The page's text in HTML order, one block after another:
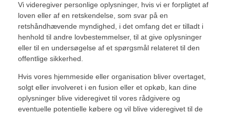
Vi videregiver personlige oplysninger, hvis vi er forpligtet af
loven eller af en retskendelse, som svar på en
retshåndhævende myndighed, i det omfang det er tilladt i
henhold til andre lovbestemmelser, til at give oplysninger
eller til en undersøgelse af et spørgsmål relateret til den
offentlige sikkerhed.
Hvis vores hjemmeside eller organisation bliver overtaget,
solgt eller involveret i en fusion eller et opkøb, kan dine
oplysninger blive videregivet til vores rådgivere og
eventuelle potentielle købere og vil blive videregivet til de